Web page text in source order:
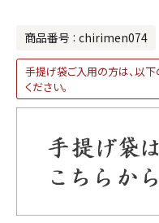
商品番号 chirimen074
手提げ袋ご入用の方は、以
ください。